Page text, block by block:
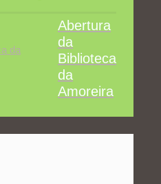
Abertura
da
Biblioteca
da
Amoreira